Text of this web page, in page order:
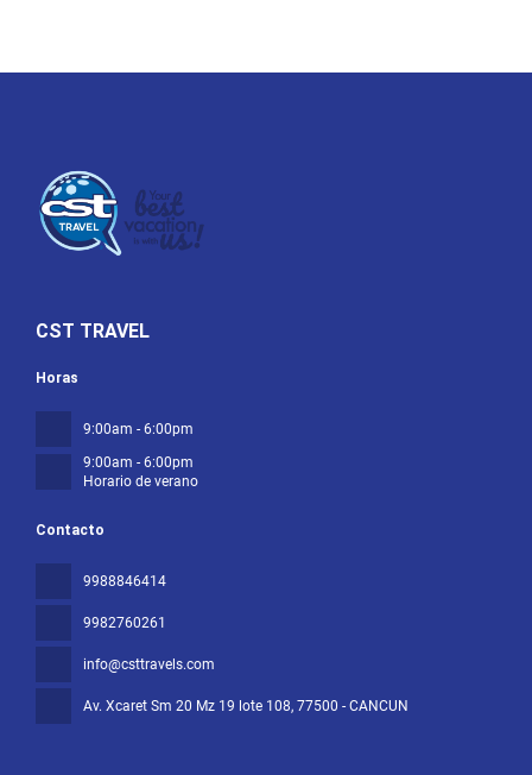
CST TRAVEL
Contacto
9988846414
9982760261
info@csttravels.com
Av. Xcaret Sm 20 Mz 19 lote 108, 77500 - CANCUN
Horas
9:00am - 6:00pm
9:00am - 6:00pm
Horario de verano